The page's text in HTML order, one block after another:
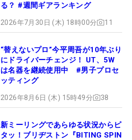
る？ #週間ギアランキング
2026年7月30日 (木) 18時00分 11
“替えないプロ”今平周吾が10年ぶり
にドライバーチェンジ！ UT、5W
は名器を継続使用中 #男子プロセ
ッティング
2026年8月6日 (木) 15時49分 38
新ミーリングであらゆる状況からピ
タッ！ブリヂストン『BITING SPIN